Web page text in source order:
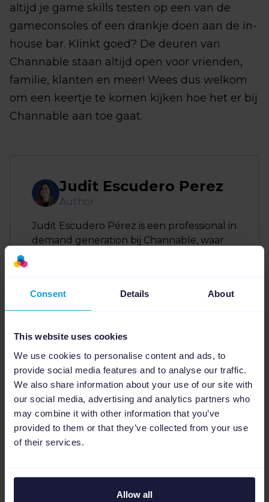
Consent Details About
This website uses cookies
We use cookies to personalise content and ads, to
provide social media features and to analyse our traffic.
We also share information about your use of our site with
our social media, advertising and analytics partners who
may combine it with other information that you’ve
provided to them or that they’ve collected from your use
of their services.
Allow all
altijd je game skills testen op een van de
gameconsoles of een drankje doen aan de in-
house bar. Klinkt goed? De deuren van
Channable staan altijd ​​open voor vrienden,
familie, klanten en meer! Wees dus welkom
om een keertje te komen kijken hoe het er bij
Channable aan toe gaat.
Judit Escudero Perez
Author
Judit Escudero Pérez is een professional in
demand generation bij Channable, waar
marketingstrategieën om gekwalificeerde
leads en groei te stimuleren, met een
online marketingbureaus en
adverteerders de feedmanagementtool
van Channable te gebruiken voor taken
zoals marktpositionering, het genereren
van dynamische tekstadvertenties en
datagestuurde synchronisatie.